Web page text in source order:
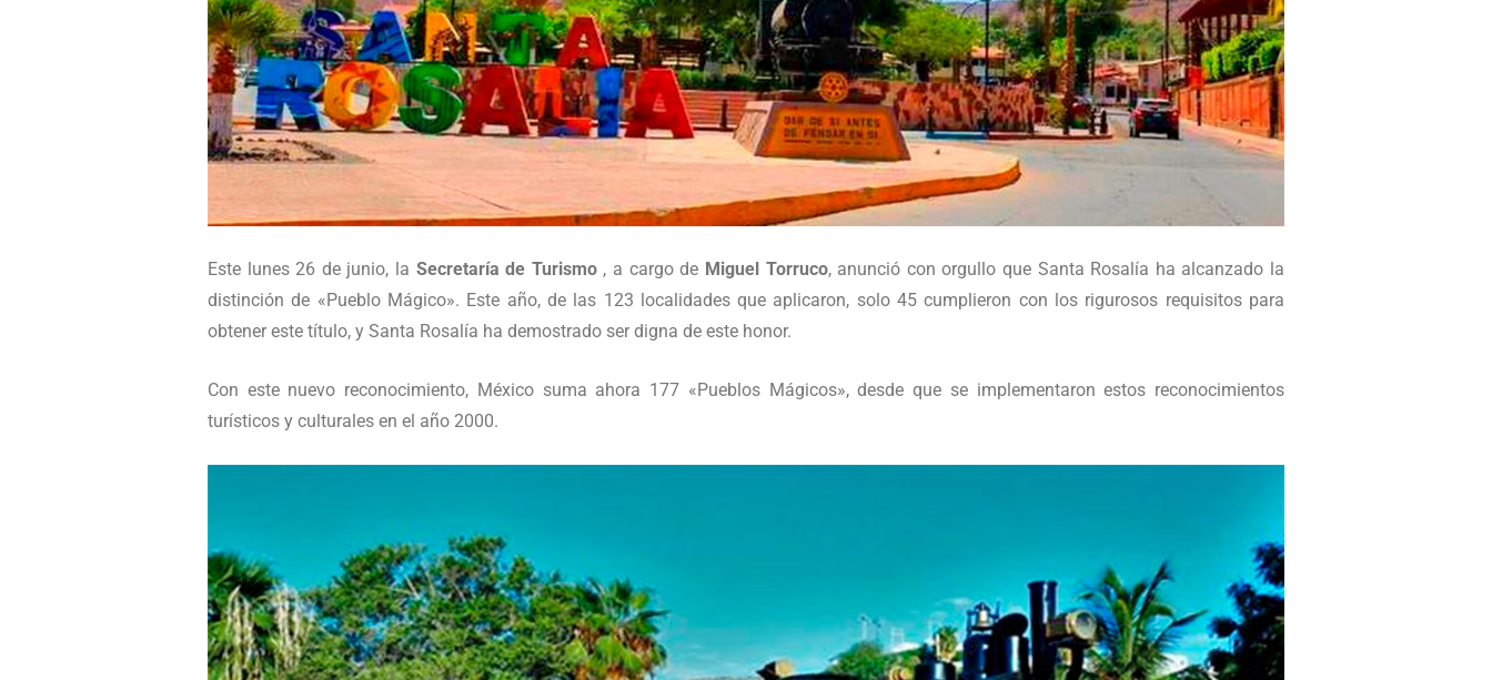
Este lunes 26 de junio, la Secretaría de Turismo, a cargo de Miguel Torruco, anunció con orgullo que Santa Rosalía ha alcanzado la
distinción de «Pueblo Mágico». Este año, de las 123 localidades que aplicaron, solo 45 cumplieron con los rigurosos requisitos para
obtener este título, y Santa Rosalía ha demostrado ser digna de este honor.
Con este nuevo reconocimiento, México suma ahora 177 «Pueblos Mágicos», desde que se implementaron estos reconocimientos
turísticos y culturales en el año 2000.